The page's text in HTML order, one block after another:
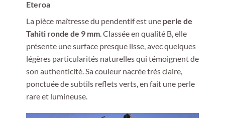
Eteroa
La pièce maîtresse du pendentif est une perle de
Tahiti ronde de 9 mm. Classée en qualité B, elle
présente une surface presque lisse, avec quelques
légères particularités naturelles qui témoignent de
son authenticité. Sa couleur nacrée très claire,
ponctuée de subtils reflets verts, en fait une perle
rare et lumineuse.